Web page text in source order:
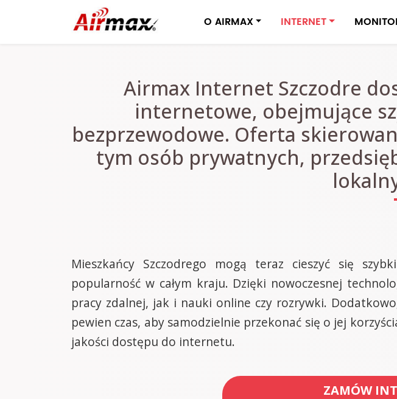
O AIRMAX INTERNET
Airmax Internet Szczodre
internetowe, obejmujące
bezprzewodowe. Oferta
tym osób prywatnych,
Mieszkańcy Szczodrego mogą teraz cieszyć się
popularność w całym kraju. Dzięki nowoczesnej
pracy zdalnej, jak i nauki online czy rozrywki.
pewien czas, aby samodzielnie przekonać się o jej
jakości dostępu do internetu.
ZAMÓW